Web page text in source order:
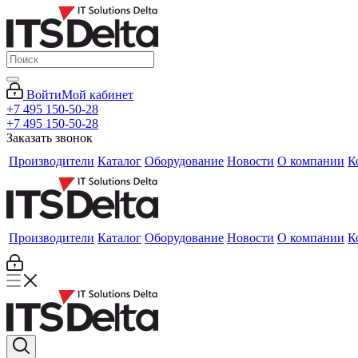
ВойтиМой кабинет
+7 495 150-50-28
+7 495 150-50-28
Заказать звонок
Производители Каталог Оборудование Новости О компании
Производители Каталог Оборудование Новости О компании